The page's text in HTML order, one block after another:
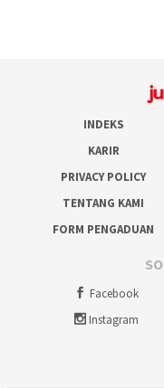
INDEKS
KARIR
PRIVACY POLICY
TENTANG KAMI
FORM PENGADUAN
Facebook
Instagram